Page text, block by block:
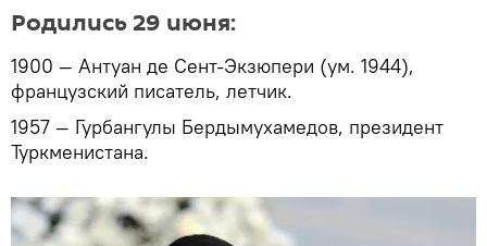
Родились 29 июня:
1900 — Антуан де Сент-Экзюпери (ум. 1944),
французский писатель, летчик.
1957 — Гурбангулы Бердымухамедов, президент
Туркменистана.